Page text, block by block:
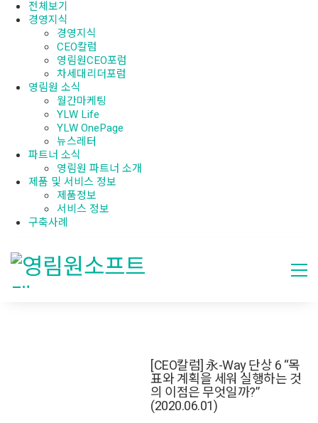
전체보기
경영지식
경영지식
CEO칼럼
영림원CEO포럼
차세대리더포럼
영림원 소식
월간마케팅
YLW Life
YLW OnePage
뉴스레터
파트너 소식
영림원 파트너 소개
제품 및 서비스 정보
제품정보
서비스 정보
구축사례
[CEO칼럼] 永-Way 단상 6 “목
표와 계획을 세워 실행하는 것
의 이점은 무엇일까?”
(2020.06.01)